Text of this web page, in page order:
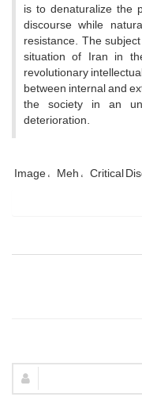
is to denaturalize the
discourse while
resistance. The
situation of Iran in
revolutionary
between internal and
the society in an
deterioration.
Image Meh Critical